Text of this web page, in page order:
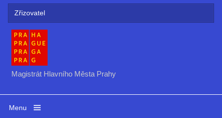
Zřizovatel
Magistrát Hlavního Města Prahy
Menu